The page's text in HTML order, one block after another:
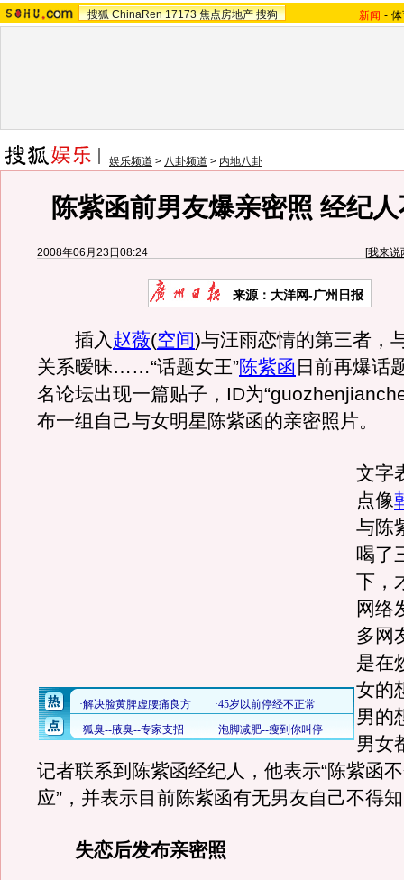
搜狐 ChinaRen 17173 焦点房地产 搜狗 新闻 -
娱乐频道 > 八卦频道 > 内地八卦
陈紫函前男友爆亲密照 经纪
2008年06月23日08:24 [我来说
来源：大洋网-广州日报
插入赵薇(空间)与汪雨恋情的第三者，
关系暧昧……“话题女王”陈紫函 日前再爆话
名论坛出现一篇贴子，ID为
布一组自己与女明星陈紫函的亲密照片。
文字
点像
与陈
喝了
下，
网络
多网
是在
女的
男的
男女
记者联系到陈紫函经纪人，他表示“陈紫函
应”，并表示目前陈紫函有无男友自己不得
失恋后发布亲密照